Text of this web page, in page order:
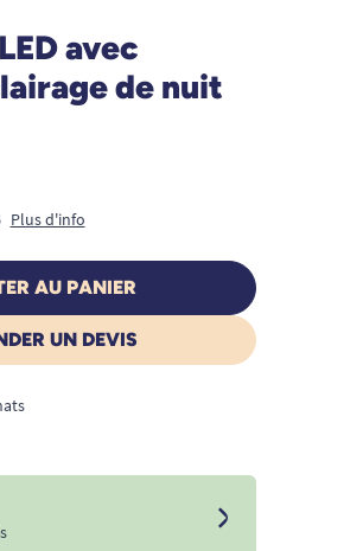
avec
de nuit
Plus d'info
AU PANIER
UN DEVIS